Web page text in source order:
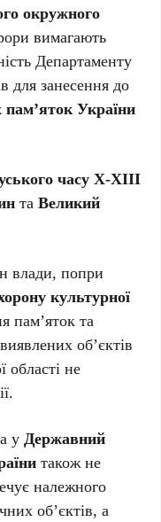
окружного
вимагають
Департаменту
для занесення до
України
часу Х-ХІІІ
таВеликий
влади, попри
культурної
пам’яток та
об’єктів
області не
уДержавний
також не
належного
об’єктів, а